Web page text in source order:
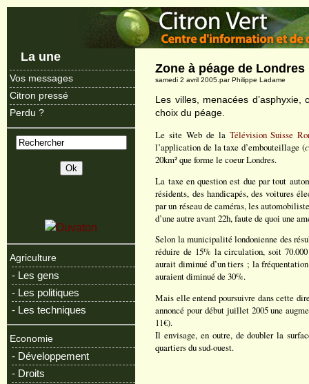
La une
Vos messages
Citron pressé
Perdu ?
Agriculture
- Les gens
- Les politiques
- Les techniques
Economie
- Développement
- Droits
Zone à péage de Londres
samedi 2 avril 2005.par Philippe Ladame
Les villes, menacées
choix du péage.
Le site Web de la Télévision Suisse
l’application de la taxe d’embouteillage (
20km² que forme le coeur Londres.
La taxe en question est due par tout
résidents, des handicapés, des voitures
par un réseau de caméras, les
d’une autre avant 22h, faute de quoi une
Selon la municipalité londonienne des
réduire de 15% la circulation, soit
aurait diminué d’un tiers ; la
auraient diminué de 30%.
Mais elle entend poursuivre dans cette
annoncé pour début juillet 2005 une
11€).
Il envisage, en outre, de doubler la
quartiers du sud-ouest.